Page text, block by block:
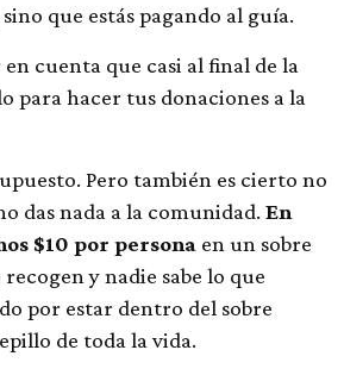
que estás pagando al guía.
cuenta que casi al final de la
para hacer tus donaciones a la
Pero también es cierto no
das nada a la comunidad. En
$10 por persona en un sobre
y nadie sabe lo que
por estar dentro del sobre
de toda la vida.